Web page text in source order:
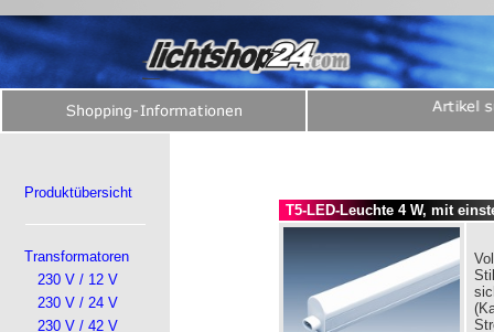
Produktübersicht
Transformatoren
230 V / 12 V
230 V / 24 V
230 V / 42 V
T5-LED-Leuchte 4 W, mit